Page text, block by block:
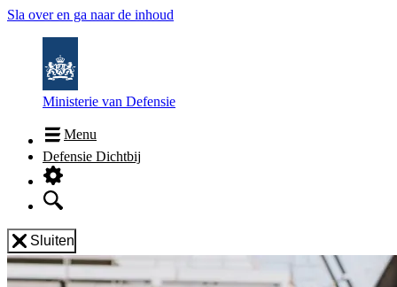
Sla over en ga naar de inhoud
Ministerie van Defensie
Menu
Defensie Dichtbij
Sluiten